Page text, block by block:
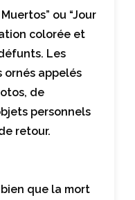
ou “Jour
colorée et
Les
appelés
de
personnels
retour.
que la mort